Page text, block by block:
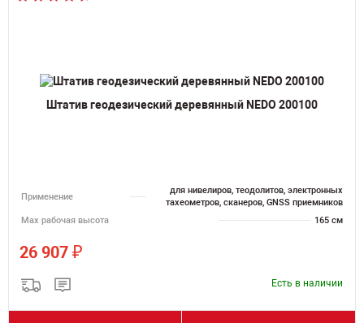
Штатив геодезический деревянный NEDO 200100
Применение
для нивелиров, теодолитов, электронных
тахеометров, сканеров, GNSS приемников
Мах рабочая высота
165 см
26 907 ₽
Есть в наличии